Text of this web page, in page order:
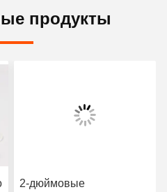
продукты
2-дюймовые